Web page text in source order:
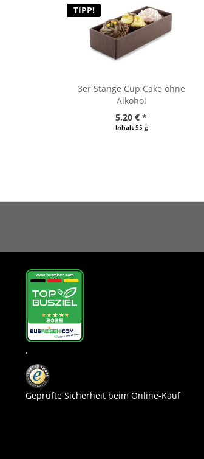
TIPP!
3er Stange Cup Cake ohne
Alkohol
5,20 € *
Inhalt 55 g
.
Geprüfte Sicherheit beim Online-Kauf